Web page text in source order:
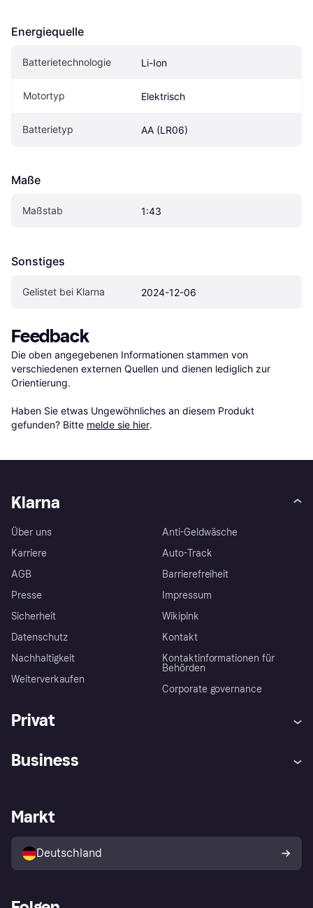
Energiequelle
Batterietechnologie Li-Ion
Motortyp Elektrisch
Batterietyp AA (LR06)
Maße
Maßstab 1:43
Sonstiges
Gelistet bei Klarna 2024-12-06
Feedback
Die oben angegebenen Informationen stammen von
verschiedenen externen Quellen und dienen lediglich zur
Orientierung.
Haben Sie etwas Ungewöhnliches an diesem Produkt
gefunden? Bitte melde sie hier.
Klarna
Über uns
Karriere
AGB
Presse
Sicherheit
Datenschutz
Nachhaltigkeit
Weiterverkaufen
Anti-Geldwäsche
Auto-Track
Barrierefreiheit
Impressum
Wikipink
Kontakt
Kontaktinformationen für
Behörden
Corporate governance
Privat
Klarna App
Shops entdecken
Käuferschutzrichtlinie
Dein Widerrufsrecht
Business
Händlerportal
Markt
Deutschland